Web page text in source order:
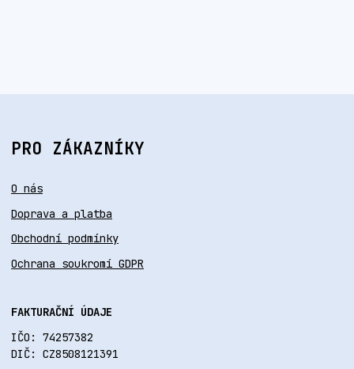
PRO ZÁKAZNÍKY
O nás
Doprava a platba
Obchodní podmínky
Ochrana soukromí GDPR
FAKTURAČNÍ ÚDAJE
IČO: 74257382
DIČ: CZ8508121391